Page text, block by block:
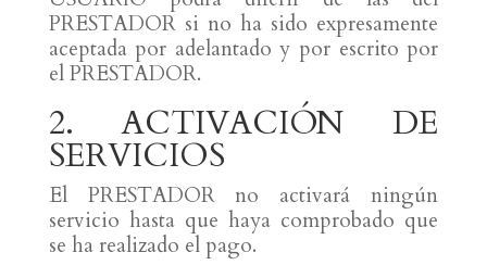
PRESTADOR si no ha sido expresamente
aceptada por adelantado y por escrito por
el PRESTADOR.
2. ACTIVACIÓN DE
SERVICIOS
El PRESTADOR no activará ningún
servicio hasta que haya comprobado que
se ha realizado el pago.